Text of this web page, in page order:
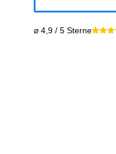
⌀ 4,9 / 5 Sterne